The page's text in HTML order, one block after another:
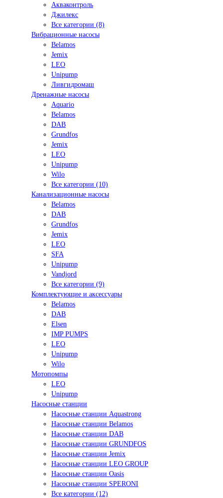
Акваконтроль
Джилекс
Все категории (8)
Вибрационные насосы
Belamos
Jemix
LEO
Unipump
Ливгидромаш
Дренажные насосы
Aquario
Belamos
DAB
Grundfos
Jemix
LEO
Unipump
Wilo
Все категории (10)
Канализационные насосы
Belamos
DAB
Grundfos
Jemix
LEO
SFA
Unipump
Vandjord
Все категории (9)
Комплектующие и аксессуары
Belamos
DAB
Elsen
IMP PUMPS
LEO
Unipump
Wilo
Мотопомпы
LEO
Unipump
Насосные станции
Насосные станции Aquastrong
Насосные станции Belamos
Насосные станции DAB
Насосные станции GRUNDFOS
Насосные станции Jemix
Насосные станции LEO GROUP
Насосные станции Oasis
Насосные станции SPERONI
Все категории (12)